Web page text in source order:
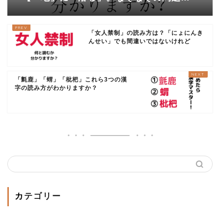
たいですが、もしかして「モグ
ラ」？？】
「女人禁制」の読み方は？「にょにんき
んせい」でも間違いではないけれど
「氈鹿」「蝟」「枇杷」これら3つの漢
字の読み方がわかりますか？
カテゴリー